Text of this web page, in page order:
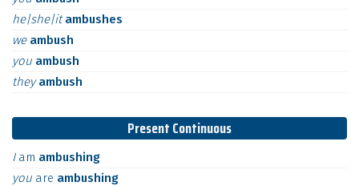
he|she|itambushes
we ambush
you ambush
theyambush
Present Continuous
I am ambushing
you are ambushing